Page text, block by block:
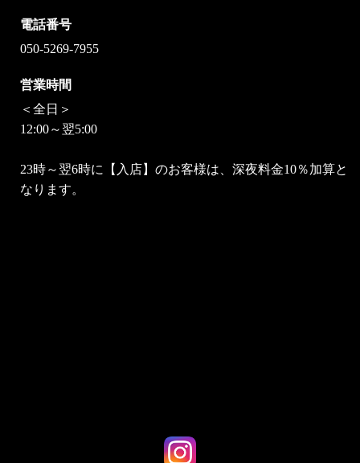
電話番号
050-5269-7955
営業時間
＜全日＞
12:00～翌5:00
23時～翌6時に【入店】のお客様は、深夜料金10％加算と
なります。